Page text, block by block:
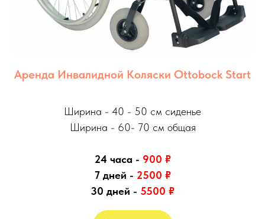
Аренда Инвалидной Коляски Ottobock Start
Ширина - 40 - 50 см сиденье
Ширина - 60- 70 см общая
24 часа - 900 ₽
7 дней - 2500 ₽
30 дней - 5500 ₽